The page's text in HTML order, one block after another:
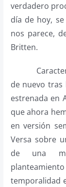
verdadero
día de hoy,
nos parece,
Britten.
de nuevo tras
estrenada en
que ahora
en versión
Versa sobre
de una
temporalidad